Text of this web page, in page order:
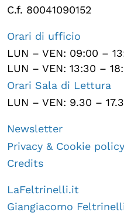
C.f. 80041090152
Orari di ufficio
LUN – VEN: 09:00 –
LUN – VEN: 13:30 –
Orari Sala di Lettura
LUN – VEN: 9.30 –
Newsletter
Privacy & Cookie policy
Credits
LaFeltrinelli.it
Giangiacomo